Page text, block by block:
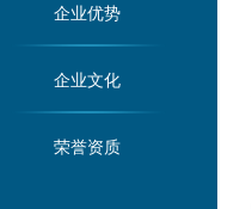
企业优势
企业文化
荣誉资质